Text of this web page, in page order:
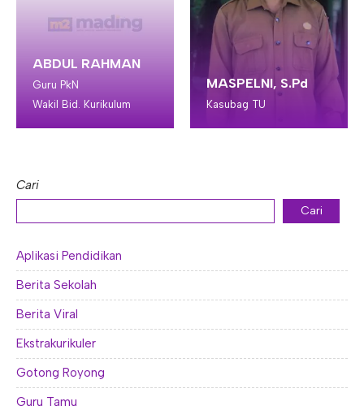
ABDUL RAHMAN
Guru PkN
Wakil Bid. Kurikulum
MASPELNI, S.Pd
Kasubag TU
Cari
Cari
Aplikasi Pendidikan
Berita Sekolah
Berita Viral
Ekstrakurikuler
Gotong Royong
Guru Tamu